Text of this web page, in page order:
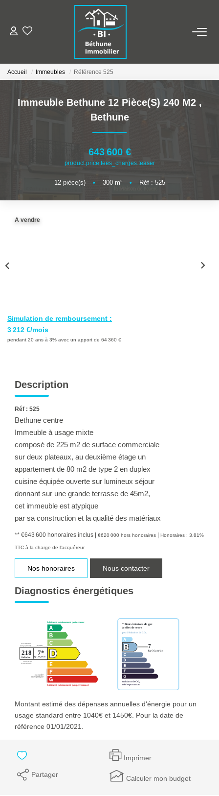
ALERTE MAILS
ESTIMER VOTRE BIEN
NOS AGENCES
Qui Sommes Nous
Nos Contacts
Nos Actualités
NOS BIENS
Accueil Immeubles Référence 525
Immeuble Bethune 12 Pièce(s) 240 M2 ,
Bethune
643 600 €
product.price.fees_charges.teaser
12pièce(s) • 300m² • Réf : 525
A vendre
Simulation de remboursement :
3 212 €/mois
pendant 20 ans à 3% avec un apport de 64 360 €
Description
Réf : 525
Bethune centre
Immeuble à usage mixte
composé de 225 m2 de surface commerciale
sur deux plateaux, au deuxième étage un
appartement de 80 m2 de type 2 en duplex
cuisine équipée ouverte sur lumineux séjour
donnant sur une grande terrasse de 45m2,
cet immeuble est atypique
par sa construction et la qualité des matériaux
** €643 600 honoraires inclus | €620 000 hors honoraires | Honoraires : 3.81%
TTC à la charge de l'acquéreur
Nos honoraires Nous contacter
Diagnostics énergétiques
Montant estimé des dépenses annuelles d'énergie pour un
usage standard entre 1040€ et 1450€. Pour la date de
référence 01/01/2021.
Imprimer
Partager Calculer mon budget